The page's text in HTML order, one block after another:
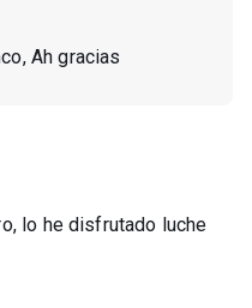
Ah gracias
lo he disfrutado luche